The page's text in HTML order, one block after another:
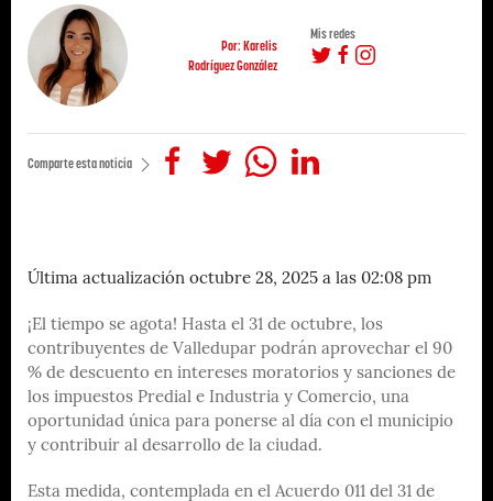
Por: Karelis
Rodríguez González
Mis redes
Comparte esta noticia
Última actualización octubre 28, 2025 a las 02:08 pm
¡El tiempo se agota! Hasta el 31 de octubre, los
contribuyentes de Valledupar podrán aprovechar el 90
% de descuento en intereses moratorios y sanciones de
los impuestos Predial e Industria y Comercio, una
oportunidad única para ponerse al día con el municipio
y contribuir al desarrollo de la ciudad.
Esta medida, contemplada en el Acuerdo 011 del 31 de